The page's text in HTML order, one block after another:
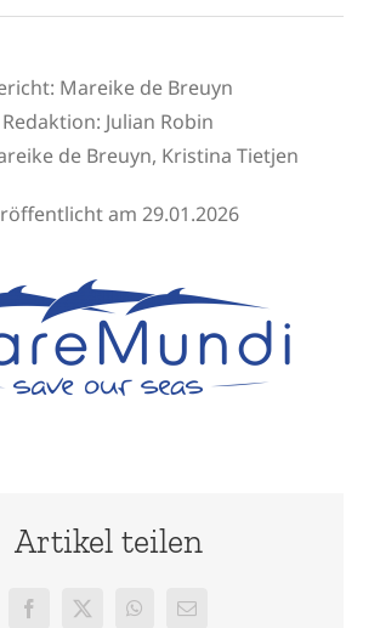
Mareike de Breuyn
Redaktion: Julian Robin
de Breuyn, Kristina Tietjen
am 29.01.2026
Artikel teilen
Facebook
X WhatsApp
E-